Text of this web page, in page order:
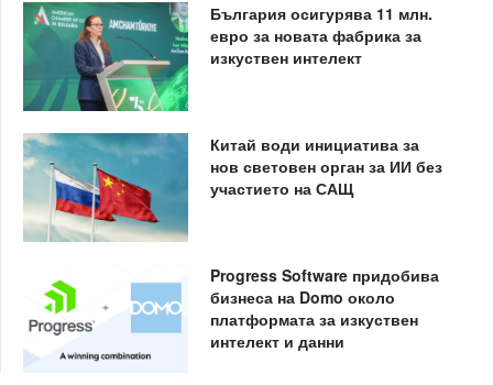
България осигурява 11 млн.
евро за новата фабрика за
изкуствен интелект
Китай води инициатива за
нов световен орган за ИИ без
участието на САЩ
Progress Software придобива
бизнеса на Domo около
платформата за изкуствен
интелект и данни